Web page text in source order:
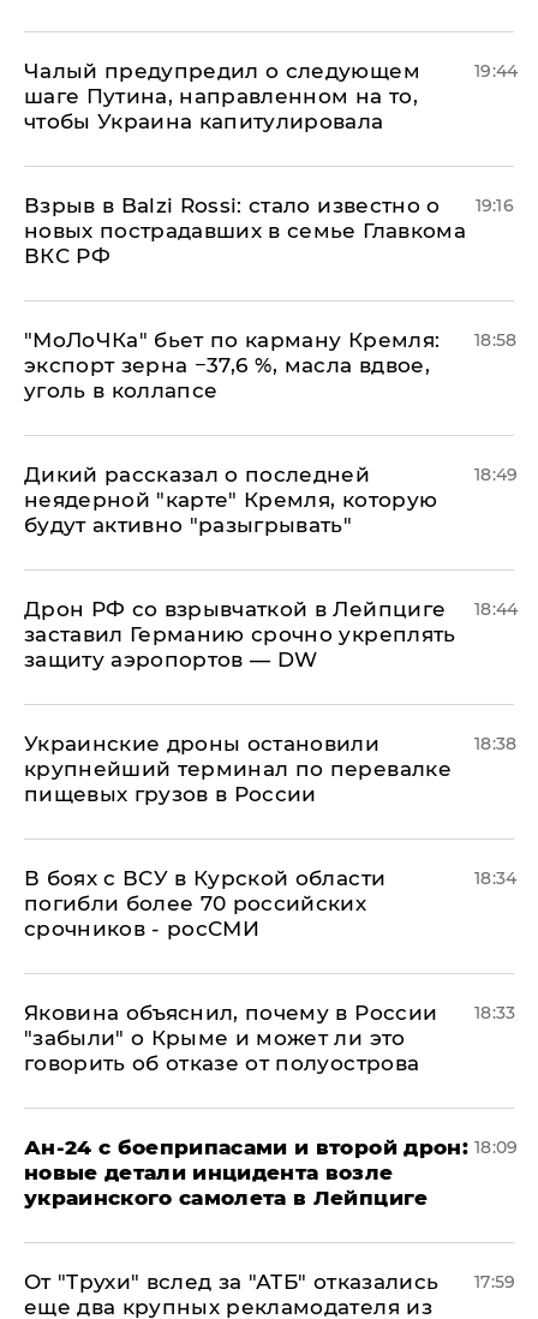
Чалый предупредил о следующем
шаге Путина, направленном на то,
чтобы Украина капитулировала
19:44
Взрыв в Balzi Rossi: стало известно о
новых пострадавших в семье Главкома
ВКС РФ
19:16
​"МоЛоЧКа" бьет по карману Кремля:
экспорт зерна −37,6 %, масла вдвое,
уголь в коллапсе
18:58
Дикий рассказал о последней
неядерной "карте" Кремля, которую
будут активно "разыгрывать"
18:49
​Дрон РФ со взрывчаткой в Лейпциге
заставил Германию срочно укреплять
защиту аэропортов — DW
18:44
Украинские дроны остановили
крупнейший терминал по перевалке
пищевых грузов в России
18:38
В боях с ВСУ в Курской области
погибли более 70 российских
срочников - росСМИ
18:34
Яковина объяснил, почему в России
"забыли" о Крыме и может ли это
говорить об отказе от полуострова
18:33
Ан-24 с боеприпасами и второй дрон:
новые детали инцидента возле
украинского самолета в Лейпциге
18:09
От "Трухи" вслед за "АТБ" отказались
еще два крупных рекламодателя из
17:59